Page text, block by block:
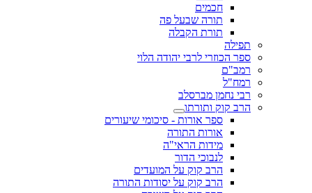
חכמים
תורה שבעל פה
תורת הקבלה
תפילה
ספר הכוזרי לרבי יהודה הלוי
רמב"ם
רמח"ל
רבי נחמן מברסלב
הרב קוק ותורתו
ספר אורות - סיכומי שיעורים
אורות התורה
מידות הראי"ה
לנבוכי הדור
הרב קוק על המועדים
הרב קוק על יסודות התורה